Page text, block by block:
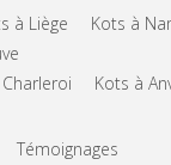
à Liège
Kots à
Kots à
Témoignages